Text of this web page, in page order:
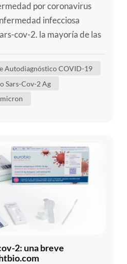
por coronavirus
infecciosa
cov-2. la mayoría de las
de leve a moderada
atención médica. las
Autodiagnóstico COVID-19
Sars-Cov-2 Ag
2: una breve